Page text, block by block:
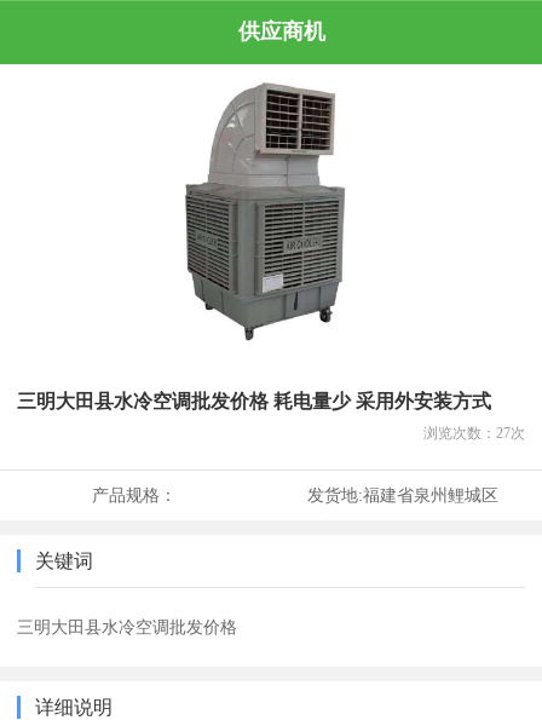
供应商机
三明大田县水冷空调批发价格 耗电量少 采用外安装方式
浏览次数： 27次
产品规格： 发货地:福建省泉州鲤城区
关键词
三明大田县水冷空调批发价格
详细说明